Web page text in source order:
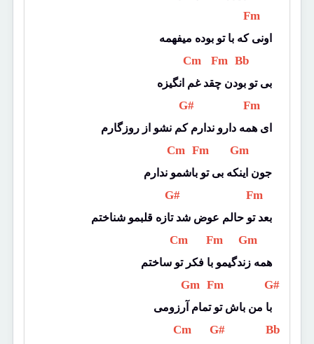
Fm
اونی که با تو بوده میفهمه
Cm Fm Bb
بی تو بودن چقد غم انگیزه
G# Fm
ای همه دارو ندارم کم نشو از روزگارم
Cm Fm Gm
جون اینکه بی تو باشمو ندارم
G# Fm
بعد تو حالم عوض شد تازه قلبمو شناختم
Cm Fm Gm
همه زندگیمو با فکر تو ساختم
Gm Fm G#
با من باش تو تمام آرزومی
Cm G# Bb